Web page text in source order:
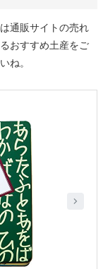
通販サイトの売れ
おすすめ土産をご
ね。